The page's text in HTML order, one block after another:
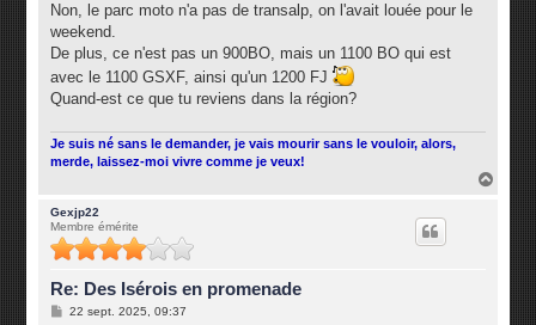
a
g
Non, le parc moto n'a pas de transalp, on l'avait louée pour le
weekend.
De plus, ce n'est pas un 900BO, mais un 1100 BO qui est
avec le 1100 GSXF, ainsi qu'un 1200 FJ
Quand-est ce que tu reviens dans la région?
Je suis né sans le demander, je vais mourir sans le vouloir, alors,
merde, laissez-moi vivre comme je veux!
Gexjp22
Membre émérite
Re: Des Isérois en promenade
M22 sept. 2025, 09:37